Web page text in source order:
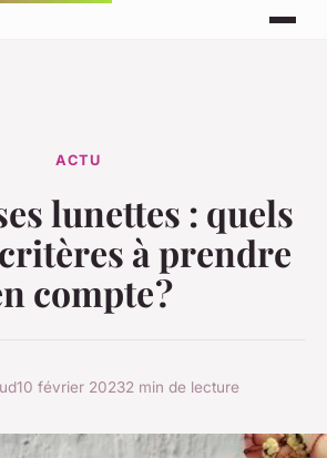
ACTU
lunettes : quels
à prendre
compte ?
10 février 20232 min de lecture